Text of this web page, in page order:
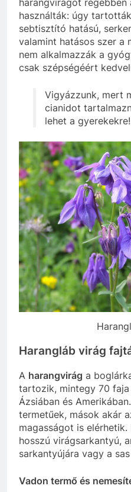
harangvirágot
használták: úgy
sebtisztító hatású,
valamint hatásos szer a
nem alkalmazzák a
csak szépségéért
Vigyázzunk, mert
cianidot
lehet a gyerekekre!
Harangláb virág
A harangvirág a
tartozik, mintegy 70 faja
Ázsiában és
termetűek, mások akár
magasságot is
hosszú virágsarkantyú,
sarkantyújára vagy a
Vadon termő és